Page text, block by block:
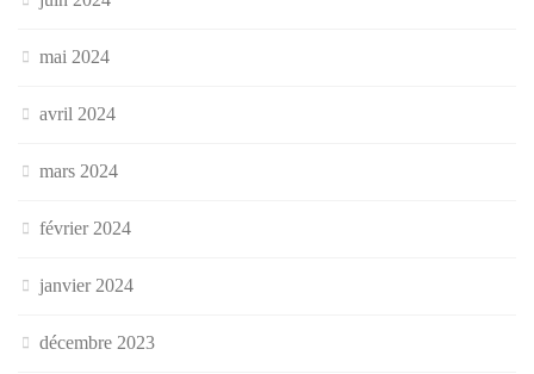
mai 2024
avril 2024
mars 2024
février 2024
janvier 2024
décembre 2023